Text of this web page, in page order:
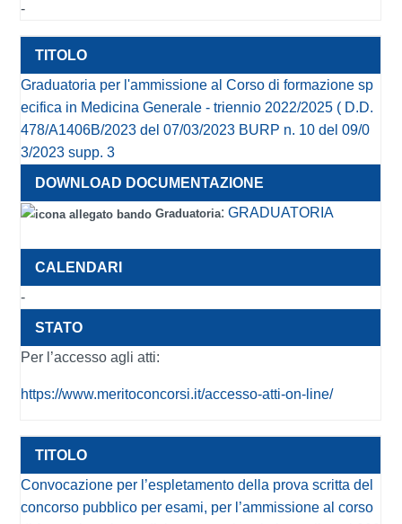
-
Graduatoria per l'ammissione al Corso di formazione sp
ecifica in Medicina Generale - triennio 2022/2025 ( D.D.
478/A1406B/2023 del 07/03/2023 BURP n. 10 del 09/0
3/2023 supp. 3
Graduatoria:GRADUATORIA
-
Per l’accesso agli atti:
https://www.meritoconcorsi.it/accesso-atti-on-line/
Convocazione per l’espletamento della prova scritta del
concorso pubblico per esami, per l’ammissione al corso